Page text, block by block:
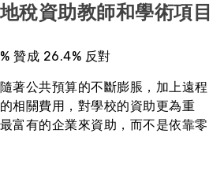
稅資助教師和學術項目
贊成 26.4% 反對
著公共預算的不斷膨脹，加上遠程
相關費用，對學校的資助更為重
富有的企業來資助，而不是依靠零